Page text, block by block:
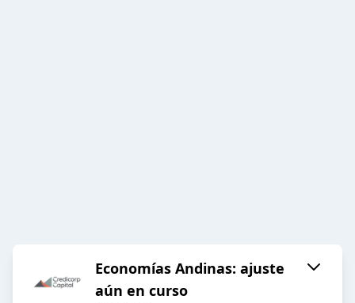
Economías Andinas: ajuste
aún en curso